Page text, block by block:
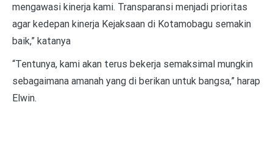
mengawasi kinerja kami. Transparansi menjadi prioritas
agar kedepan kinerja Kejaksaan di Kotamobagu semakin
baik,” katanya
“Tentunya, kami akan terus bekerja semaksimal mungkin
sebagaimana amanah yang di berikan untuk bangsa,” harap
Elwin.